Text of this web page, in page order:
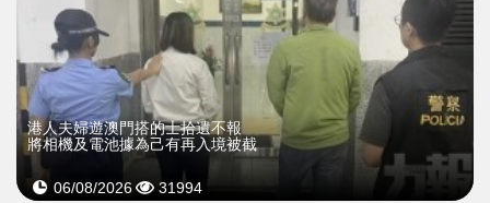
​港人夫婦遊澳門搭的士拾遺不報
將相機及電池據為己有再入境被截
06/08/2026 31994